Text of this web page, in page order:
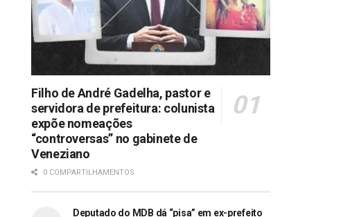
Filho de André Gadelha, pastor e
servidora de prefeitura: colunista
expõe nomeações
“controversas” no gabinete de
Veneziano
0 COMPARTILHAMENTOS
Deputado do MDB dá “pisa” em ex-prefeito